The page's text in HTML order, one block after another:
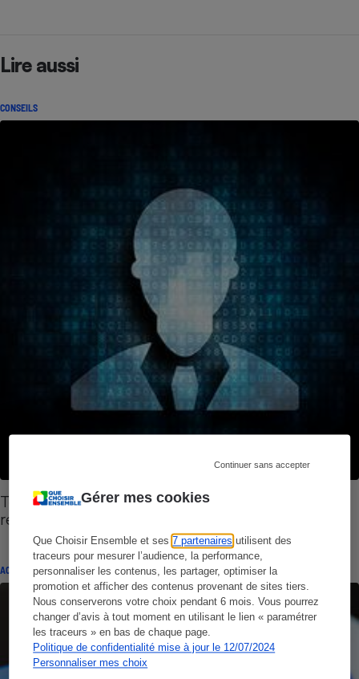
Gérer mes cookies
Que Choisir Ensemble et ses7 partenaires utilisent des
traceurs pour mesurer l’audience, la performance,
personnaliser les contenus, les partager, optimiser la
promotion et afficher des contenus provenant de sites tiers.
Nous conserverons votre choix pendant 6 mois. Vous pourrez
changer d’avis à tout moment en utilisant le lien « paramétrer
les traceurs » en bas de chaque page.
Politique de confidentialité mise à jour le 12/07/2024
Personnaliser mes choix
Continuer sans accepter
Lire aussi
CONSEILS
Tchat données personnelles - Vos questions, nos
réponses
ACTUALITÉ